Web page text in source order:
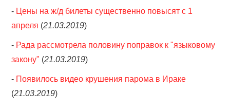
- Цены на ж/д билеты существенно повысят с 1
апреля (21.03.2019)
- Рада рассмотрела половину поправок к "языковому
закону" (21.03.2019)
- Появилось видео крушения парома в Ираке
(21.03.2019)